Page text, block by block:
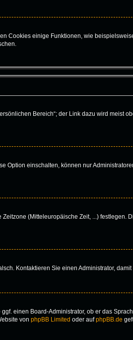
Cookies einige Funktionen, wie
Bereich“; der Link dazu wird meist
Option einschalten, können nur
(Mitteleuropäische Zeit, ...) festlegen.
Kontaktieren Sie einen Administrator,
einen Board-Administrator, ob er das
von phpBB Limited oder aufphpBB.de